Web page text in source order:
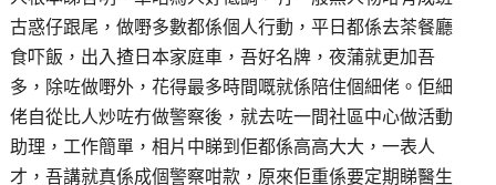
古惑仔跟尾，做嘢多數都係個人行動，平日都係去茶餐廳
食吓飯，出入揸日本家庭車，吾好名牌，夜蒲就更加吾
多，除咗做嘢外，花得最多時間嘅就係陪住個細佬。佢細
佬自從比人炒咗冇做警察後，就去咗一間社區中心做活動
助理，工作簡單，相片中睇到佢都係高高大大，一表人
才，吾講就真係成個警察咁款，原來佢重係要定期睇醫生